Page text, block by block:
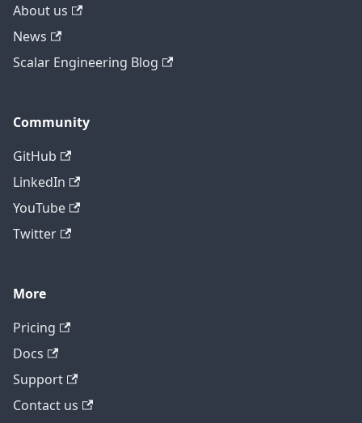
About us
News
Scalar Engineering Blog
Community
GitHub
LinkedIn
YouTube
Twitter
More
Pricing
Docs
Support
Contact us